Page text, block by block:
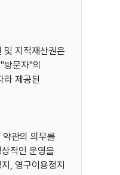
및 지적재산권은
문자"의
라 제공된
관의 의무를
적인 운영을
, 영구이용정지